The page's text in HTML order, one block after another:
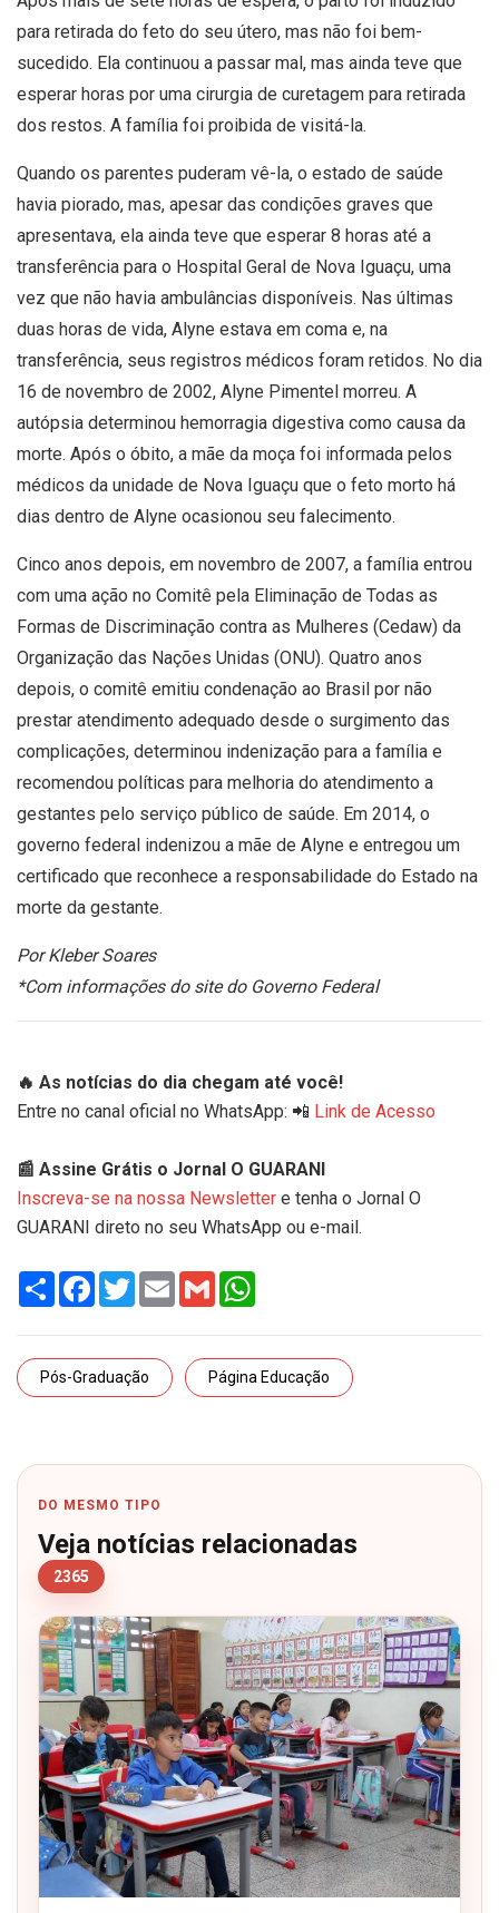
para retirada do feto do seu útero, mas não foi bem-
sucedido. Ela continuou a passar mal, mas ainda teve que
esperar horas por uma cirurgia de curetagem para retirada
dos restos. A família foi proibida de visitá-la.
Quando os parentes puderam vê-la, o estado de saúde
havia piorado, mas, apesar das condições graves que
apresentava, ela ainda teve que esperar 8 horas até a
transferência para o Hospital Geral de Nova Iguaçu, uma
vez que não havia ambulâncias disponíveis. Nas últimas
duas horas de vida, Alyne estava em coma e, na
transferência, seus registros médicos foram retidos. No dia
16 de novembro de 2002, Alyne Pimentel morreu. A
autópsia determinou hemorragia digestiva como causa da
morte. Após o óbito, a mãe da moça foi informada pelos
médicos da unidade de Nova Iguaçu que o feto morto há
dias dentro de Alyne ocasionou seu falecimento.
Cinco anos depois, em novembro de 2007, a família entrou
com uma ação no Comitê pela Eliminação de Todas as
Formas de Discriminação contra as Mulheres (Cedaw) da
Organização das Nações Unidas (ONU). Quatro anos
depois, o comitê emitiu condenação ao Brasil por não
prestar atendimento adequado desde o surgimento das
complicações, determinou indenização para a família e
recomendou políticas para melhoria do atendimento a
gestantes pelo serviço público de saúde. Em 2014, o
governo federal indenizou a mãe de Alyne e entregou um
certificado que reconhece a responsabilidade do Estado na
morte da gestante.
Por Kleber Soares
*Com informações do site do Governo Federal
🔥 As notícias do dia chegam até você!
Entre no canal oficial no WhatsApp: 📲 Link de Acesso
📰 Assine Grátis o Jornal O GUARANI
Inscreva-se na nossa Newsletter e tenha o Jornal O
GUARANI direto no seu WhatsApp ou e-mail.
Share Facebook
TwitterEmail Gmail
Pós-Graduação Página Educação
DO MESMO TIPO
Veja notícias relacionadas
2365